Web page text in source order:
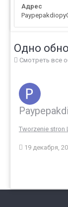
Адрес
Одно
Смотреть все
Tworzenie stron
19 декабря,